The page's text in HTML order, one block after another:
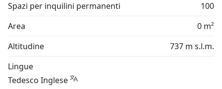
Spazi per inquilini permanenti
100
Area
0 m²
Altitudine
737 m s.l.m.
Lingue
Tedesco Inglese